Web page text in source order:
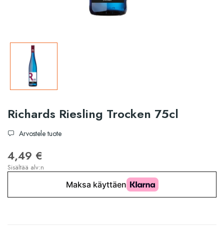
Richards Riesling Trocken 75cl
Arvostele tuote
4,49 €
Sisältää alv:n